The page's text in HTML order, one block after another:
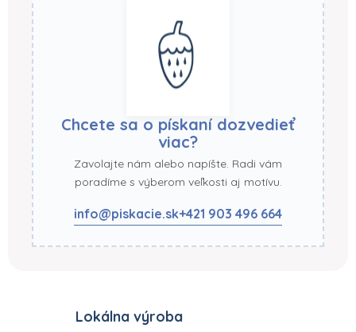
Chcete sa o pískaní dozvedieť
viac?
Zavolajte nám alebo napíšte. Radi vám
poradíme s výberom veľkosti aj motívu.
info@piskacie.sk+421 903 496 664
Lokálna výroba